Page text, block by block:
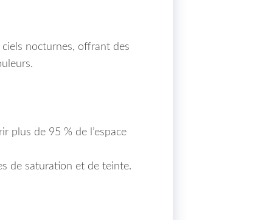
ciels nocturnes, offrant des
plus de 95 % de l’espace
de saturation et de teinte.